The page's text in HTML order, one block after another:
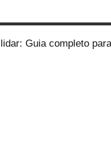
Guia completo para